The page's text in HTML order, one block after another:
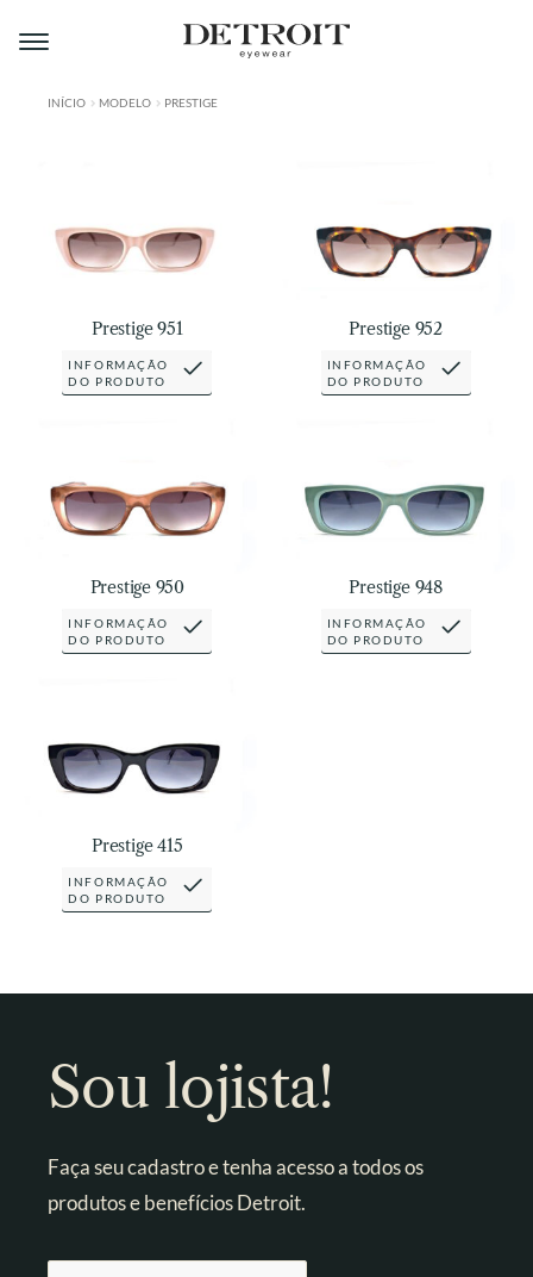
Pular
para
Pular
para
A MONTMARTRE
CONTATO
INÍCIO MODELO PRESTIGE
Prestige 951
INFORMAÇÃO
DO PRODUTO
Prestige 952
INFORMAÇÃO
DO PRODUTO
Prestige 950
INFORMAÇÃO
DO PRODUTO
Prestige 948
INFORMAÇÃO
DO PRODUTO
Prestige 415
INFORMAÇÃO
DO PRODUTO
Sou lojista!
Faça seu cadastro e tenha acesso a todos os
produtos e benefícios Detroit.